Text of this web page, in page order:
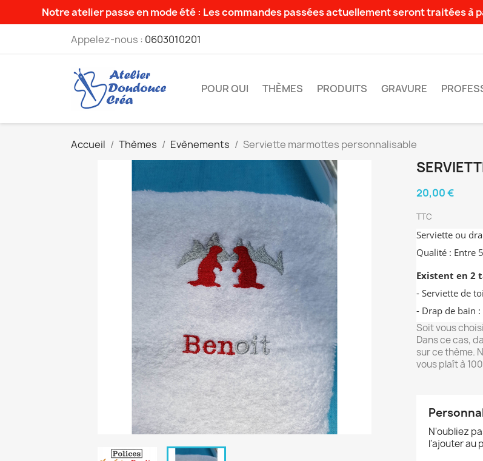
Notre atelier passe en mode été : Les commandes passées actuellement seront traitées à
Appelez-nous : 0603010201
POUR QUI THÈMES PRODUITS GRAVURE
Accueil Thèmes Evènements Serviette marmottes personnalisable
20,00 €
TTC
Serviette ou
Qualité : Entre
Existent en 2
- Serviette de
- Drap de bain
Soit vous
Dans ce cas,
sur ce thème.
vous plaît à
N'oubliez
l'ajouter au